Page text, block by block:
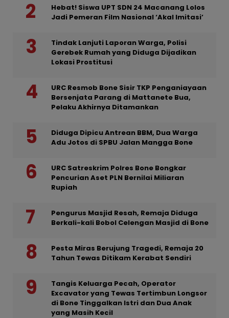
Hebat! Siswa UPT SDN 24 Macanang Lolos
Jadi Pemeran Film Nasional ‘Akal Imitasi’
Tindak Lanjuti Laporan Warga, Polisi
Gerebek Rumah yang Diduga Dijadikan
Lokasi Prostitusi
URC Resmob Bone Sisir TKP Penganiayaan
Bersenjata Parang di Mattanete Bua,
Pelaku Akhirnya Ditamankan
Diduga Dipicu Antrean BBM, Dua Warga
Adu Jotos di SPBU Jalan Mangga Bone
URC Satreskrim Polres Bone Bongkar
Pencurian Aset PLN Bernilai Miliaran
Rupiah
Pengurus Masjid Resah, Remaja Diduga
Berkali-kali Bobol Celengan Masjid di Bone
Pesta Miras Berujung Tragedi, Remaja 20
Tahun Tewas Ditikam Kerabat Sendiri
Tangis Keluarga Pecah, Operator
Excavator yang Tewas Tertimbun Longsor
di Bone Tinggalkan Istri dan Dua Anak
yang Masih Kecil